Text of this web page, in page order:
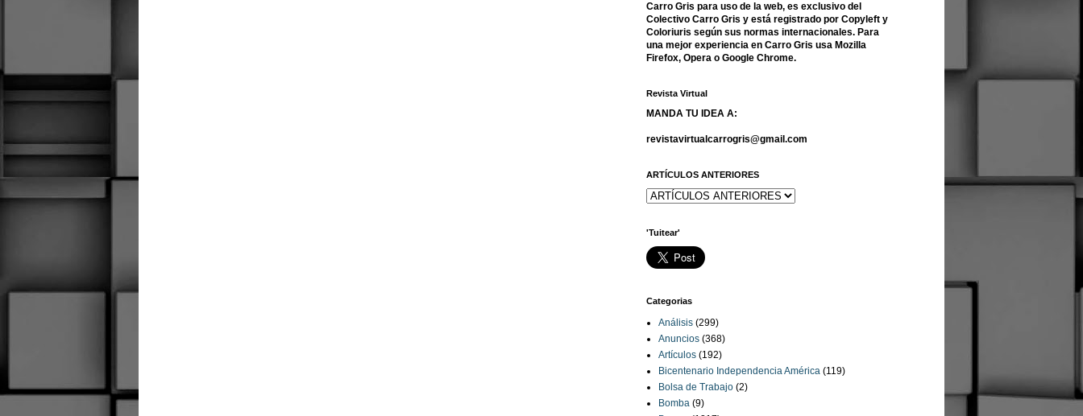
Carro Gris para uso de la web, es exclusivo del
Colectivo Carro Gris y está registrado por Copyleft y
Coloriuris según sus normas internacionales. Para
una mejor experiencia en Carro Gris usa Mozilla
Firefox, Opera o Google Chrome.
Revista Virtual
MANDA TU IDEA A:
revistavirtualcarrogris@gmail.com
ARTÍCULOS ANTERIORES
'Tuitear'
Categorias
Análisis (299)
Anuncios (368)
Artículos (192)
Bicentenario Independencia América (119)
Bolsa de Trabajo (2)
Bomba (9)